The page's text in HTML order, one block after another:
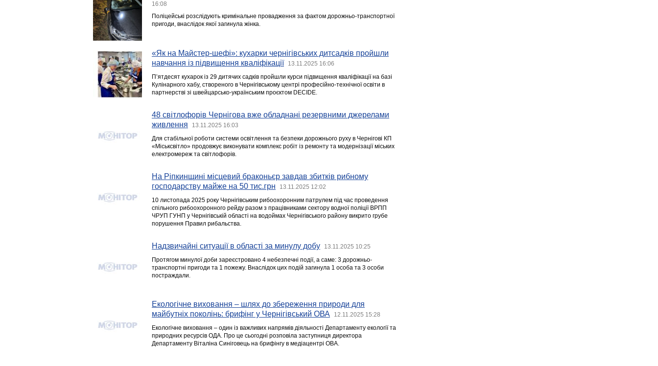
16:08
Поліцейські розслідують кримінальне провадження за фактом дорожньо-транспортної
пригоди, внаслідок якої загинула жінка.
«Як на Майстер-шефі»: кухарки чернігівських дитсадків пройшли
навчання із підвищення кваліфікації
13.11.2025 16:06
П’ятдесят кухарок із 29 дитячих садків пройшли курси підвищення кваліфікації на базі
Кулінарного хабу, створеного в Чернігівському центрі професійно-технічної освіти в
партнерстві зі швейцарсько-українським проєктом DECIDE.
48 світлофорів Чернігова вже обладнані резервними джерелами
живлення
13.11.2025 16:03
Для стабільної роботи системи освітлення та безпеки дорожнього руху в Чернігові КП
«Міськсвітло» продовжує виконувати комплекс робіт із ремонту та модернізації міських
електромереж та світлофорів.
На Ріпкинщині місцевий браконьєр завдав збитків рибному
господарству майже на 50 тис.грн
13.11.2025 12:02
10 листопада 2025 року Чернігівським рибоохоронним патрулем під час проведення
спільного рибоохоронного рейду разом з працівниками сектору водної поліції ВРПП
ЧРУП ГУНП у Чернігівській області на водоймах Чернігівського району викрито грубе
порушення Правил рибальства.
Надзвичайні ситуації в області за минулу добу 13.11.2025 10:25
Протягом минулої доби зареєстровано 4 небезпечні події, а саме: 3 дорожньо-
транспортні пригоди та 1 пожежу. Внаслідок цих подій загинула 1 особа та 3 особи
постраждали.
Екологічне виховання – шлях до збереження природи для
майбутніх поколінь: брифінг у Чернігівський ОВА
12.11.2025 15:28
Екологічне виховання – один із важливих напрямів діяльності Департаменту екології та
природних ресурсів ОДА. Про це сьогодні розповіла заступниця директора
Департаменту Віталіна Синіговець на брифінгу в медіацентрі ОВА.